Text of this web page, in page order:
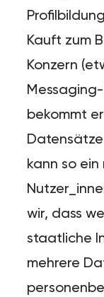
Kauft zum
Konzern
bekommt
kann so ein
wir, dass
staatliche
mehrere